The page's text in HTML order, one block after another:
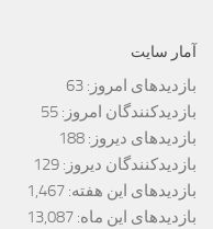
آمار سایت
بازدیدهای امروز: 63
بازدیدکنندگان امروز: 55
بازدیدهای دیروز: 188
بازدیدکنندگان دیروز: 129
بازدیدهای این هفته: 1,467
بازدیدهای این ماه: 13,087